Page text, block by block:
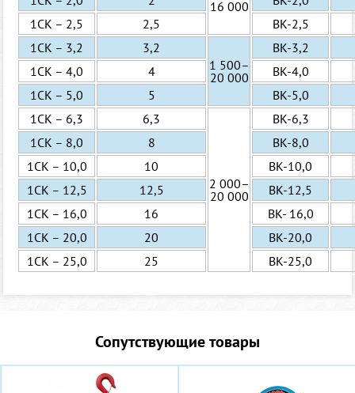
16 000
1СК – 2,5
2,5
ВК-2,5
1СК – 3,2
3,2
1 500–
20 000
ВК-3,2
1СК – 4,0
4
ВК-4,0
1СК – 5,0
5
ВК-5,0
1СК – 6,3
6,3
2 000–
20 000
ВК-6,3
1СК – 8,0
8
ВК-8,0
1СК – 10,0
10
ВК-10,0
1СК – 12,5
12,5
ВК-12,5
1СК – 16,0
16
ВК- 16,0
1СК – 20,0
20
ВК-20,0
1СК – 25,0
25 ВК-25,0
Сопутствующие товары